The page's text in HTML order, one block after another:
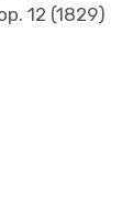
12 (1829)